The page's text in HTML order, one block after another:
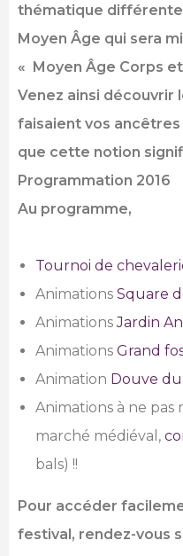
thématique
Moyen Âge qui sera
« Moyen Âge Corps
Venez ainsi découvrir
faisaient vos ancêtres
que cette notion
Programmation 2016
Au programme,
Tournoi de
Animations Square
AnimationsJardin
Animations Grand
Animation Douve du
Animations à ne pas
marché médiéval,
bals) !!
Pour accéder
festival, rendez-vous